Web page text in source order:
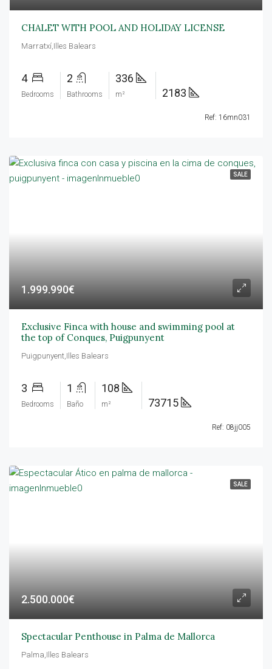
CHALET WITH POOL AND HOLIDAY LICENSE
Marratxí,Illes Balears
4
Bedrooms
2
Bathrooms
336
m² 2183
Ref: 16mn031
SALE
1.999.990€
Exclusive Finca with house and swimming pool at
the top of Conques, Puigpunyent
Puigpunyent,Illes Balears
3
Bedrooms
1
Baño
108
m² 73715
Ref: 08jj005
SALE
2.500.000€
Spectacular Penthouse in Palma de Mallorca
Palma,Illes Balears